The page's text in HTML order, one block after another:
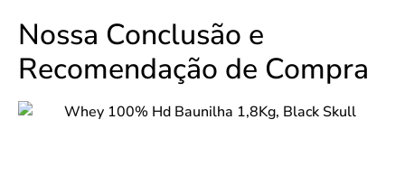
Nossa Conclusão e
Recomendação de Compra